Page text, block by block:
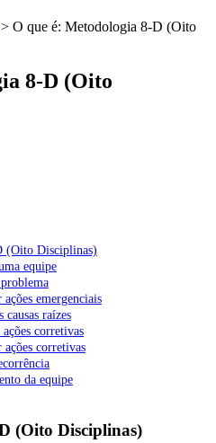
> O que é: Metodologia 8-D (Oito
8-D (Oito
(Oito Disciplinas)
equipe
emergenciais
raízes
corretivas
corretivas
da equipe
(Oito Disciplinas)